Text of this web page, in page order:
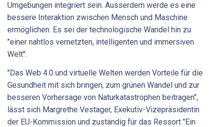
Umgebungen integriert sein. Ausserdem werde es eine
bessere Interaktion zwischen Mensch und Maschine
ermöglichen. Es sei der technologische Wandel hin zu
"einer nahtlos vernetzten, intelligenten und immersiven
Welt".
"Das Web 4.0 und virtuelle Welten werden Vorteile für die
Gesundheit mit sich bringen, zum grünen Wandel und zur
besseren Vorhersage von Naturkatastrophen beitragen",
lässt sich Margrethe Vestager, Exekutiv-Vizepräsidentin
der EU-Kommission und zuständig für das Ressort "Ein